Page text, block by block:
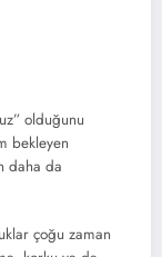
olduğunu
bekleyen
daha da
çoğu zaman